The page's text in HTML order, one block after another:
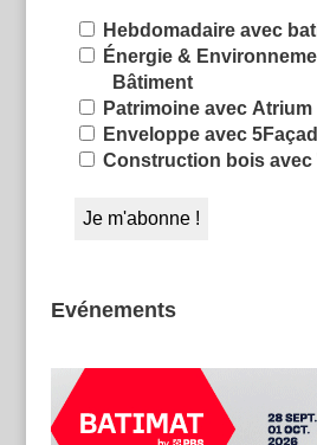
Hebdomadaire avec
Énergie &
Bâtiment
Patrimoine avec Atrium
Enveloppe avec
Construction bois avec
Evénements